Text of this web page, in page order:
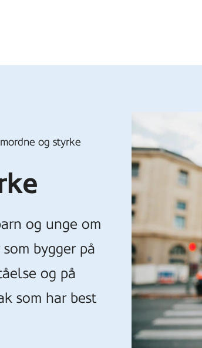
og styrke
og unge om
bygger på
og på
som har best